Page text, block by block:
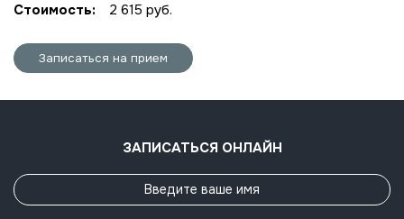
Стоимость: 2 615 руб.
Записаться на прием
ЗАПИСАТЬСЯ ОНЛАЙН